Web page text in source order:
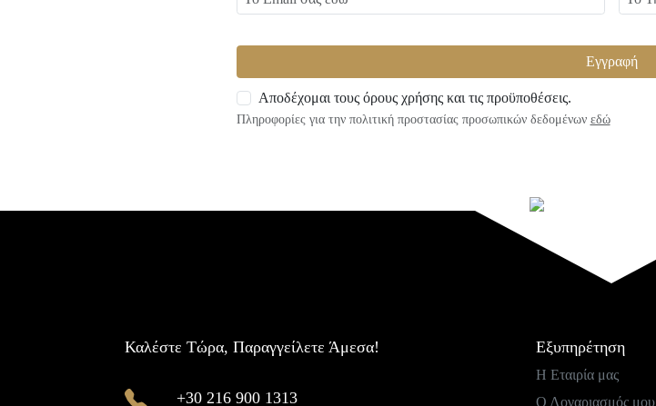
Εγγραφή
Αποδέχομαι τους όρους χρήσης και τις προϋποθέσεις.
Πληροφορίες για την πολιτική προστασίας προσωπικών δεδομένων εδώ
Καλέστε Τώρα, Παραγγείλετε Άμεσα!
+30 216 900 1313
Εξυπηρέτηση
Η Εταιρία μας
Ο Λογαριασμός μου